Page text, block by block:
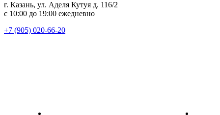
г. Казань, ул. Аделя Кутуя д. 116/2
с 10:00 до 19:00 ежедневно
+7 (905) 020-66-20